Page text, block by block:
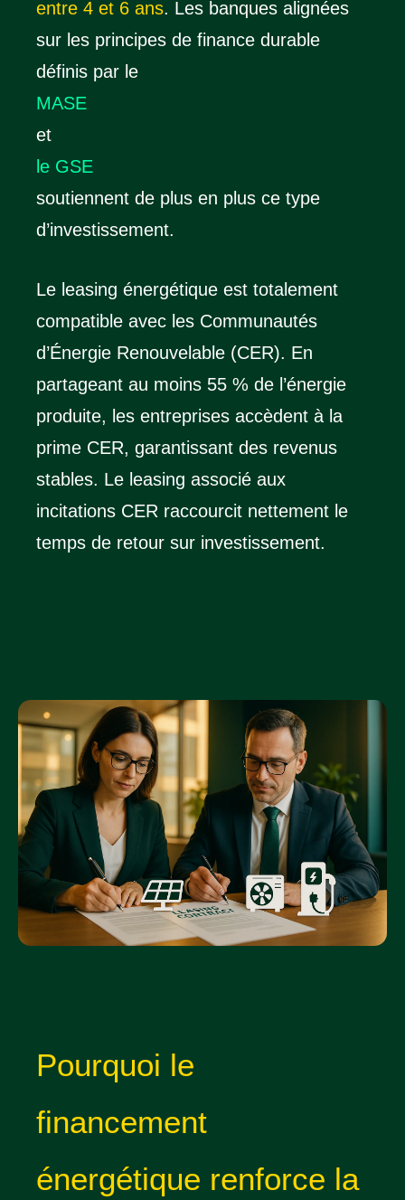
entre 4 et 6 ans. Les banques alignées
sur les principes de finance durable
définis par le
MASE
et
le GSE
soutiennent de plus en plus ce type
d’investissement.
Le leasing énergétique est totalement
compatible avec les Communautés
d’Énergie Renouvelable (CER). En
partageant au moins 55 % de l’énergie
produite, les entreprises accèdent à la
prime CER, garantissant des revenus
stables. Le leasing associé aux
incitations CER raccourcit nettement le
temps de retour sur investissement.
Pourquoi le
financement
énergétique renforce la